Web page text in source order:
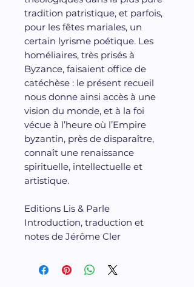
tradition patristique, et parfois,
pour les fêtes mariales, un
certain lyrisme poétique. Les
homéliaires, très prisés à
Byzance, faisaient office de
catéchèse : le présent recueil
nous donne ainsi accès à une
vision du monde, et à la foi
vécue à l’heure où l’Empire
byzantin, près de disparaître,
connaît une renaissance
spirituelle, intellectuelle et
artistique.
Editions Lis & Parle
Introduction, traduction et
notes de Jérôme Cler